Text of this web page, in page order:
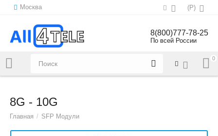
Москва (Р)
Напишите нам:sales@all4tele.com
8(800)777-78-25
По всей России
0
8G - 10G
Главная / SFP Модули